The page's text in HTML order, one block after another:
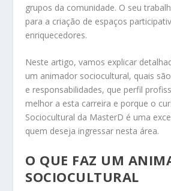
grupos da comunidade. O seu
para a criação de espaços
enriquecedores.
Neste artigo, vamos explicar
um animador sociocultural, quais
e responsabilidades, que perfil
melhor a esta carreira e porque o
Sociocultural da MasterD é uma
quem deseja ingressar nesta área.
O QUE FAZ UM
SOCIOCULTURAL